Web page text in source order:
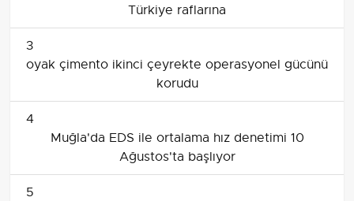
Türkiye raflarına
3
oyak çimento ikinci çeyrekte operasyonel gücünü
korudu
4
Muğla'da EDS ile ortalama hız denetimi 10
Ağustos'ta başlıyor
5